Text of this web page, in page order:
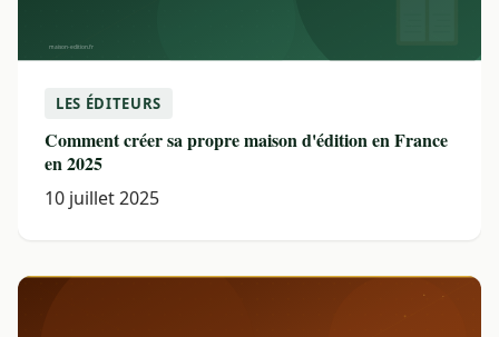
LES ÉDITEURS
Comment créer sa propre maison d'édition en France
en 2025
10 juillet 2025